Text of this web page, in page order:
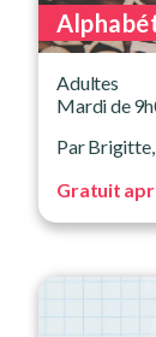
Adultes
Mardi de
Par
Gratuit